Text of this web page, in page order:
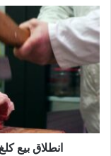
انطلاق بيع كلغ